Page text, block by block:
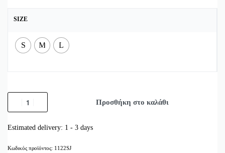
SIZE
S M L
Προσθήκη στο καλάθι
Estimated delivery: 1 - 3 days
1122SJ